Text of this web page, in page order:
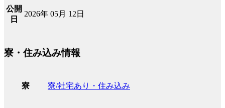
公開
日
2026年 05月 12日
寮・住み込み情報
寮 寮/社宅あり・住み込み